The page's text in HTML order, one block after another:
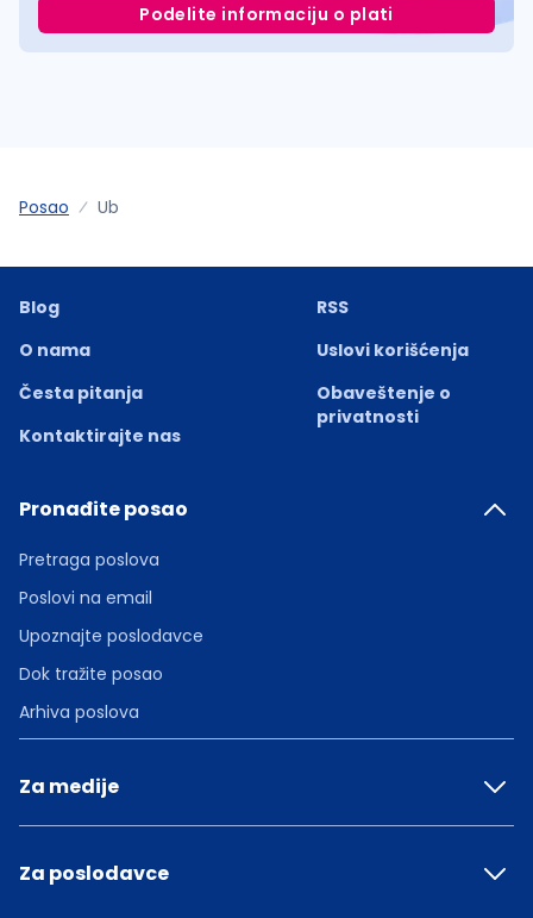
Podelite informaciju o plati
Posao Ub
Blog
O nama
Česta pitanja
Kontaktirajte nas
RSS
Uslovi korišćenja
Obaveštenje o
privatnosti
Pronađite posao
Pretraga poslova
Poslovi na email
Upoznajte poslodavce
Dok tražite posao
Arhiva poslova
Za medije
Za poslodavce